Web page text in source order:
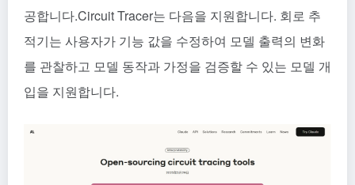
공합니다.Circuit Tracer는 다음을 지원합니다. 회로 추
적기는 사용자가 기능 값을 수정하여 모델 출력의 변화
를 관찰하고 모델 동작과 가정을 검증할 수 있는 모델 개
입을 지원합니다.